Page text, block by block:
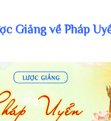
Giảng về Pháp